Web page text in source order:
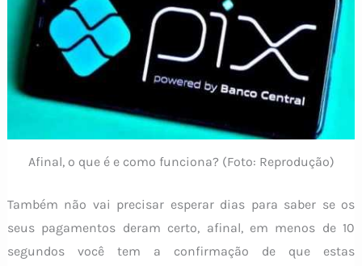
Afinal, o que é e como funciona? (Foto: Reprodução)
Também não vai precisar esperar dias para saber se os
seus pagamentos deram certo, afinal, em menos de 10
segundos você tem a confirmação de que estas